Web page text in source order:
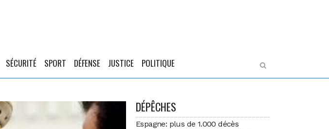
SÉCURITÉ SPORT DÉFENSE JUSTICE POLITIQUE
DÉPÊCHES
Espagne: plus de 1.000 décès